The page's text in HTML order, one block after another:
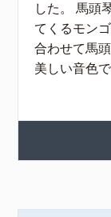
した。 馬頭
てくるモン
合わせて馬
美しい音色